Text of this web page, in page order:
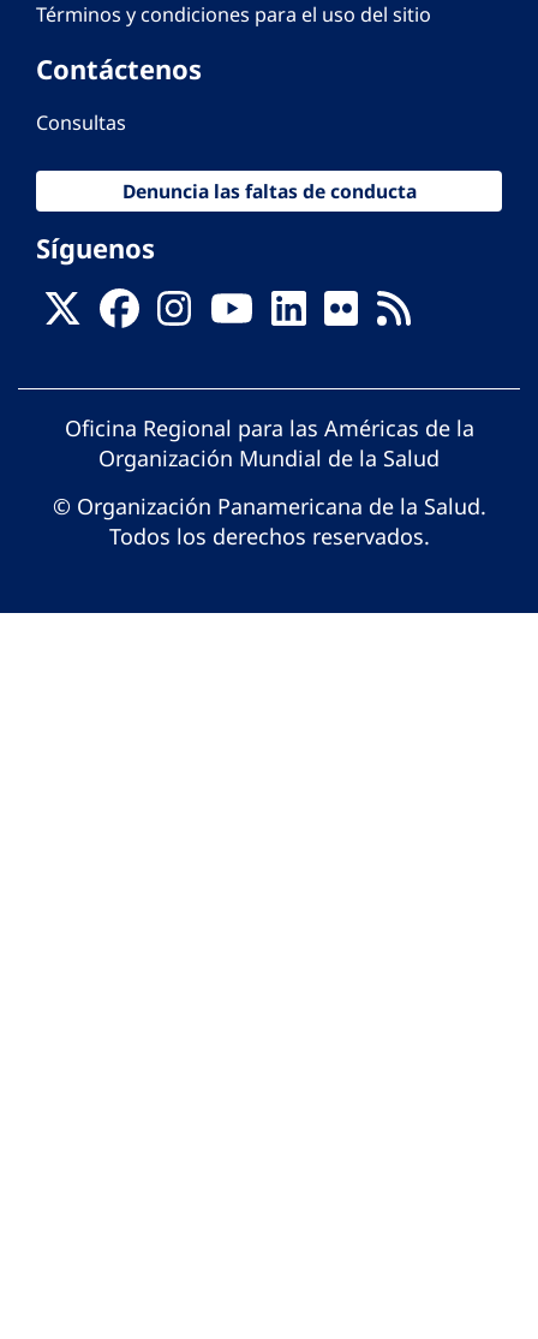
Términos y condiciones para el uso del sitio
Contáctenos
Consultas
Denuncia las faltas de conducta
Síguenos
Oficina Regional para las Américas de la
Organización Mundial de la Salud
© Organización Panamericana de la Salud.
Todos los derechos reservados.